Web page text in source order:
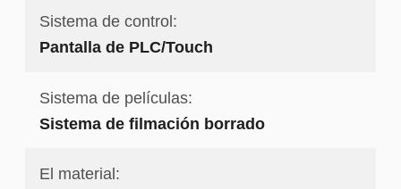
Sistema de control:
Pantalla de PLC/Touch
Sistema de películas:
Sistema de filmación borrado
El material: